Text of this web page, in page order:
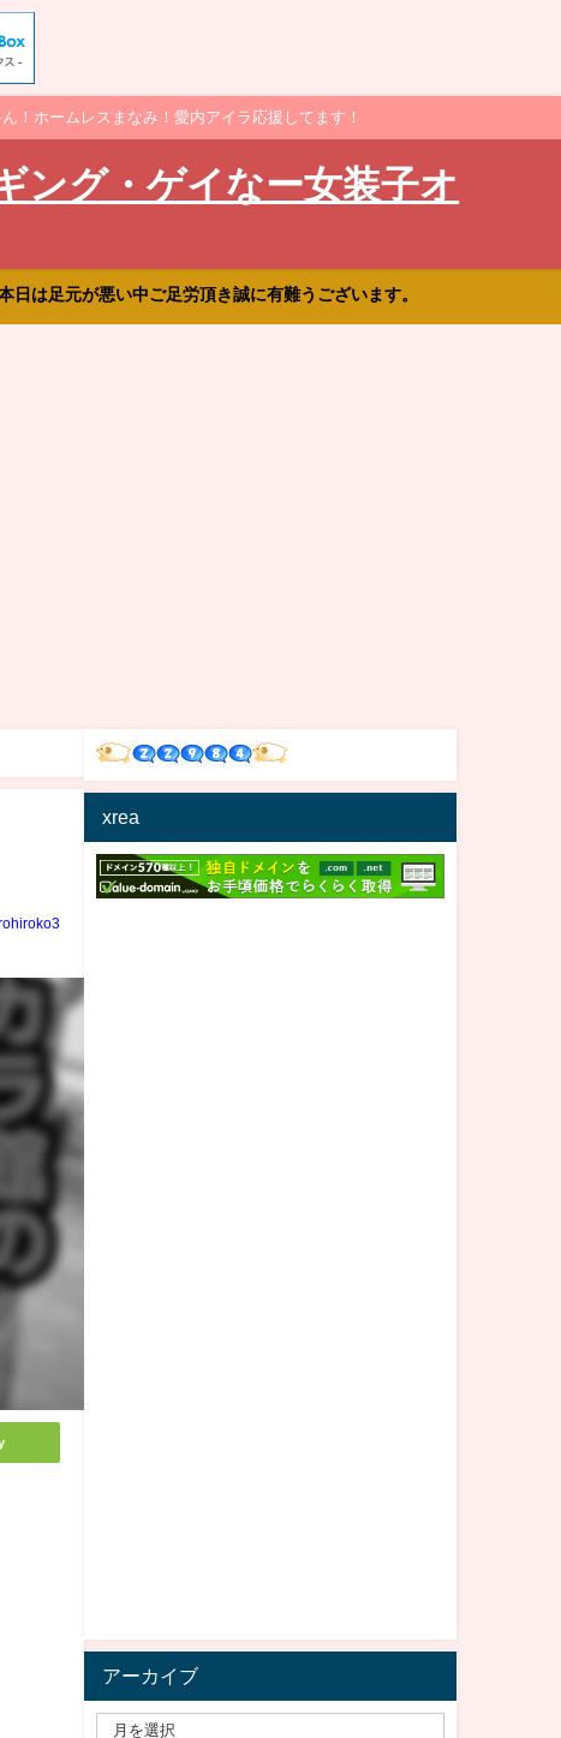
！ホームレスまなみ！愛内アイラ応援してます！
ング・ゲイなー女装子オ
は足元が悪い中ご足労頂き誠に有難うございます。
xrea
アーカイブ